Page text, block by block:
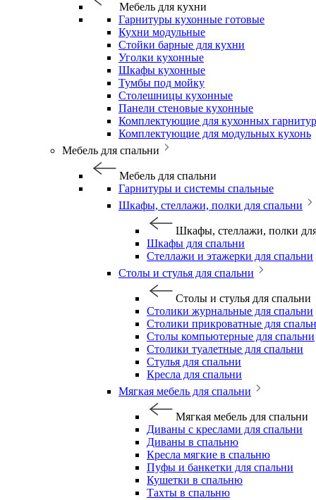
Мебель для кухни
Гарнитуры кухонные готовые
Кухни модульные
Стойки барные для кухни
Уголки кухонные
Шкафы кухонные
Тумбы под мойку
Столешницы кухонные
Панели стеновые кухонные
Комплектующие для кухонных
Комплектующие для модульных кухонь
Мебель для спальни
Мебель для спальни
Гарнитуры и системы спальные
Шкафы, стеллажи, полки для спальни
Шкафы, стеллажи, полки
Шкафы для спальни
Стеллажи и этажерки для спальни
Столы и стулья для спальни
Столы и стулья для спальни
Столики журнальные для спальни
Столики прикроватные для
Столы компьютерные для спальни
Столики туалетные для спальни
Стулья для спальни
Кресла для спальни
Мягкая мебель для спальни
Мягкая мебель для спальни
Диваны с креслами для спальни
Диваны в спальню
Кресла мягкие в спальню
Пуфы и банкетки для спальни
Кушетки в спальню
Тахты в спальню